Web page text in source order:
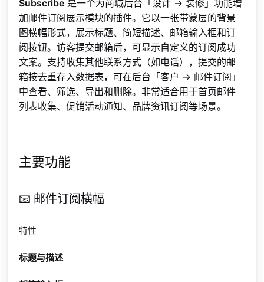
Subscribe 是一个为商城后台「设计 → 装修」功能增
加邮件订阅展示模块的插件。它以一张带蒙层的背景
图横幅形式，展示标题、简短描述、邮箱输入框和订
阅按钮。访客提交邮箱后，可显示自定义的订阅成功
文案。支持收集其他联系方式（如电话），提交的邮
箱按去重存入数据表，可在后台「客户 → 邮件订阅」
中查看、筛选、导出和删除。非常适合用于首页邮件
列表收集、促销活动通知、品牌资讯订阅等场景。
主要功能
📧 邮件订阅横幅
特性
标题与描述